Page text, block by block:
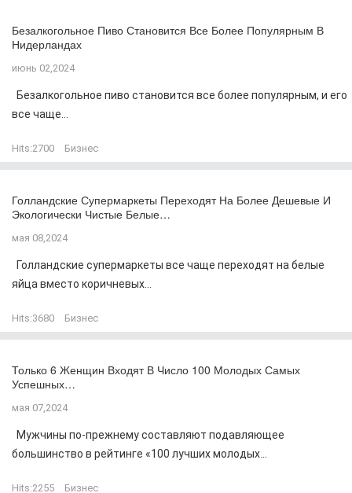
Безалкогольное Пиво Становится Все Более Популярным В
Нидерландах
июнь 02,2024
Безалкогольное пиво становится все более популярным, и его
все чаще...
Hits:2700 Бизнес
Голландские Супермаркеты Переходят На Более Дешевые И
Экологически Чистые Белые…
мая 08,2024
Голландские супермаркеты все чаще переходят на белые
яйца вместо коричневых...
Hits:3680 Бизнес
Только 6 Женщин Входят В Число 100 Молодых Самых
Успешных…
мая 07,2024
Мужчины по-прежнему составляют подавляющее
большинство в рейтинге «100 лучших молодых...
Hits:2255 Бизнес